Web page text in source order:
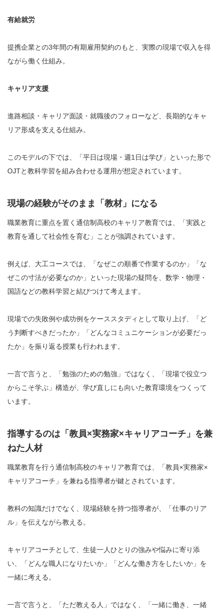
有給就労
提携企業との3年間の有期雇用契約のもと、実際の現場で収入を得
ながら働く仕組み。
キャリア支援
進路相談・キャリア面談・就職後のフォローなど、長期的なキャ
リア形成を支える仕組み。
このモデルの下では、「平日は現場・週1日は学び」といった形で
OJTと教科学習を組み合わせる運用が想定されています。
現場の経験がそのまま「教材」になる
職業教育に重点を置く通信制高校のキャリア教育では、「実践と
教育を通して社会性を育む」ことが強調されています。
例えば、大工コースでは、「なぜこの順番で作業するのか」「な
ぜこの寸法が必要なのか」といった現場の疑問を、数学・物理・
国語などの教科学習と結びつけて考えます。
現場での失敗例や成功例をケーススタディとして取り上げ、「ど
う判断すべきだったか」「どんなコミュニケーションが必要だっ
たか」を振り返る授業も行われます。
一言で言うと、「勉強のための勉強」ではなく、「現場で役立つ
からこそ学ぶ」構造が、学び直しにも向いた教育環境をつくって
います。
指導するのは「教員×実務家×キャリアコーチ」を兼
ねた人材
職業教育を行う通信制高校のキャリア教育では、「教員×実務家×
キャリアコーチ」を兼ねる指導者が鍵とされています。
教科の知識だけでなく、現場経験を持つ指導者が、「仕事のリア
ル」を伝えながら教える。
キャリアコーチとして、生徒一人ひとりの強みや悩みに寄り添
い、「どんな職人になりたいか」「どんな働き方をしたいか」を
一緒に考える。
一言で言うと、「ただ教える人」ではなく、「一緒に働き、一緒